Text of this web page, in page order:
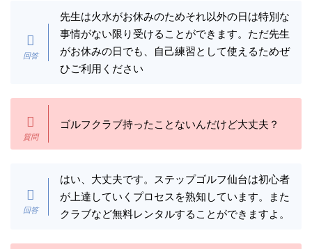
先生は火水がお休みのためそれ以外の日は特別な
事情がない限り受けることができます。ただ先生
がお休みの日でも、自己練習として使えるためぜ
ひご利用ください
ゴルフクラブ持ったことないんだけど大丈夫？
はい、大丈夫です。ステップゴルフ仙台は初心者
が上達していくプロセスを熟知しています。また
クラブなど無料レンタルすることができますよ。